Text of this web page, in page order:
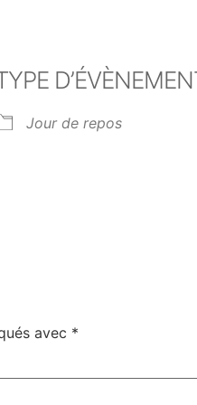
Jour de repos
avec *